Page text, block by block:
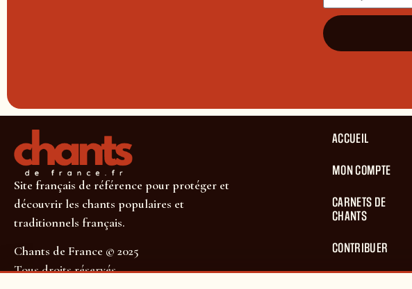
Site français de référence pour protéger et
découvrir les chants populaires et
traditionnels français.
Chants de France © 2025
Tous droits réservés
ACCUEIL
MON COMPTE
CARNETS DE
CHANTS
CONTRIBUER